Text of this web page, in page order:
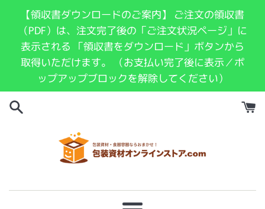
【領収書ダウンロードのご案内】 ご注文の領収書
（PDF）は、注文完了後の「ご注文状況ページ」に
表示される 「領収書をダウンロード」ボタンから
取得いただけます。 （お支払い完了後に表示／ポ
ップアップブロックを解除してください）